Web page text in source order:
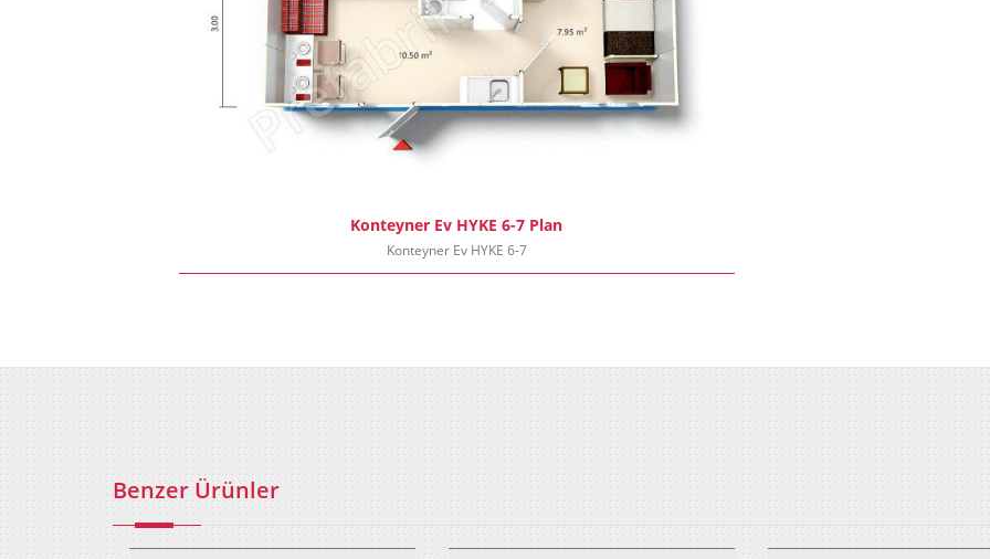
Konteyner Ev HYKE 6-7 Plan
Konteyner Ev HYKE 6-7
Benzer Ürünler